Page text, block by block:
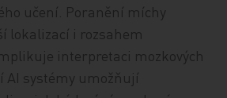
učení. Poranění míchy
lokalizací i rozsahem
interpretaci mozkových
AI systémy umožňují